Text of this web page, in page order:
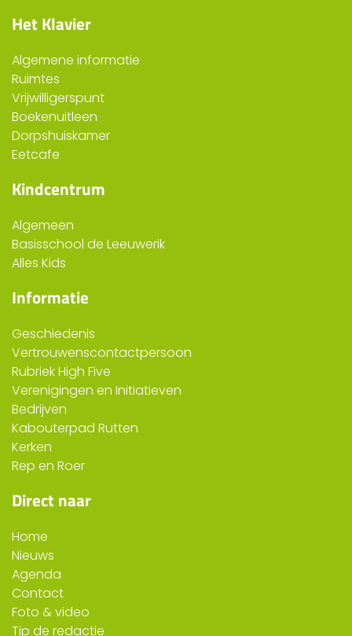
Het Klavier
Algemene informatie
Ruimtes
Vrijwilligerspunt
Boekenuitleen
Dorpshuiskamer
Eetcafe
Kindcentrum
Algemeen
Basisschool de Leeuwerik
Alles Kids
Informatie
Geschiedenis
Vertrouwenscontactpersoon
Rubriek High Five
Verenigingen en Initiatieven
Bedrijven
Kabouterpad Rutten
Kerken
Rep en Roer
Direct naar
Home
Nieuws
Agenda
Contact
Foto & video
Tip de redactie